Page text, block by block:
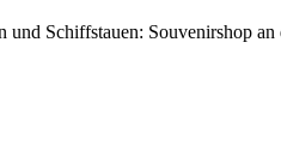
Schiffstauen: Souvenirshop